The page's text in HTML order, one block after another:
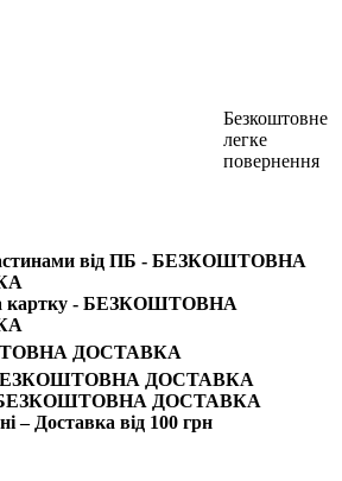
Безкоштовне
легке
повернення
від ПБ - БЕЗКОШТОВНА
картку - БЕЗКОШТОВНА
ДОСТАВКА
БЕЗКОШТОВНА ДОСТАВКА
- БЕЗКОШТОВНА ДОСТАВКА
– Доставка від 100 грн